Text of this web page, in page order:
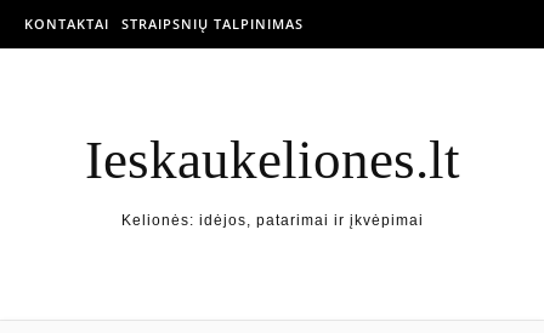
KONTAKTAI STRAIPSNIŲ TALPINIMAS
Ieskaukeliones.lt
Kelionės: idėjos, patarimai ir įkvėpimai